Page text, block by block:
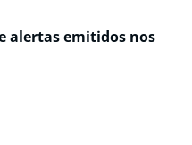
alertas emitidos nos